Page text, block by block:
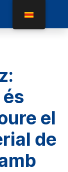
el
de